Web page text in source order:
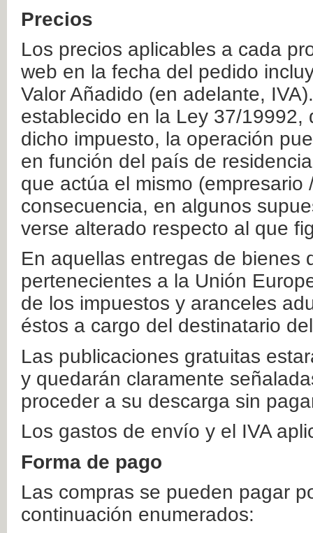
Precios
Los precios aplicables a cada
web en la fecha del pedido
Valor Añadido (en adelante,
establecido en la Ley 37/
dicho impuesto, la operación
en función del país de
que actúa el mismo
consecuencia, en algunos
verse alterado respecto al que
En aquellas entregas de bienes
pertenecientes a la Unión
de los impuestos y aranceles
éstos a cargo del destinatario
Las publicaciones gratuitas
y quedarán claramente
proceder a su descarga sin
Los gastos de envío y el IVA
Forma de pago
Las compras se pueden pagar
continuación enumerados: